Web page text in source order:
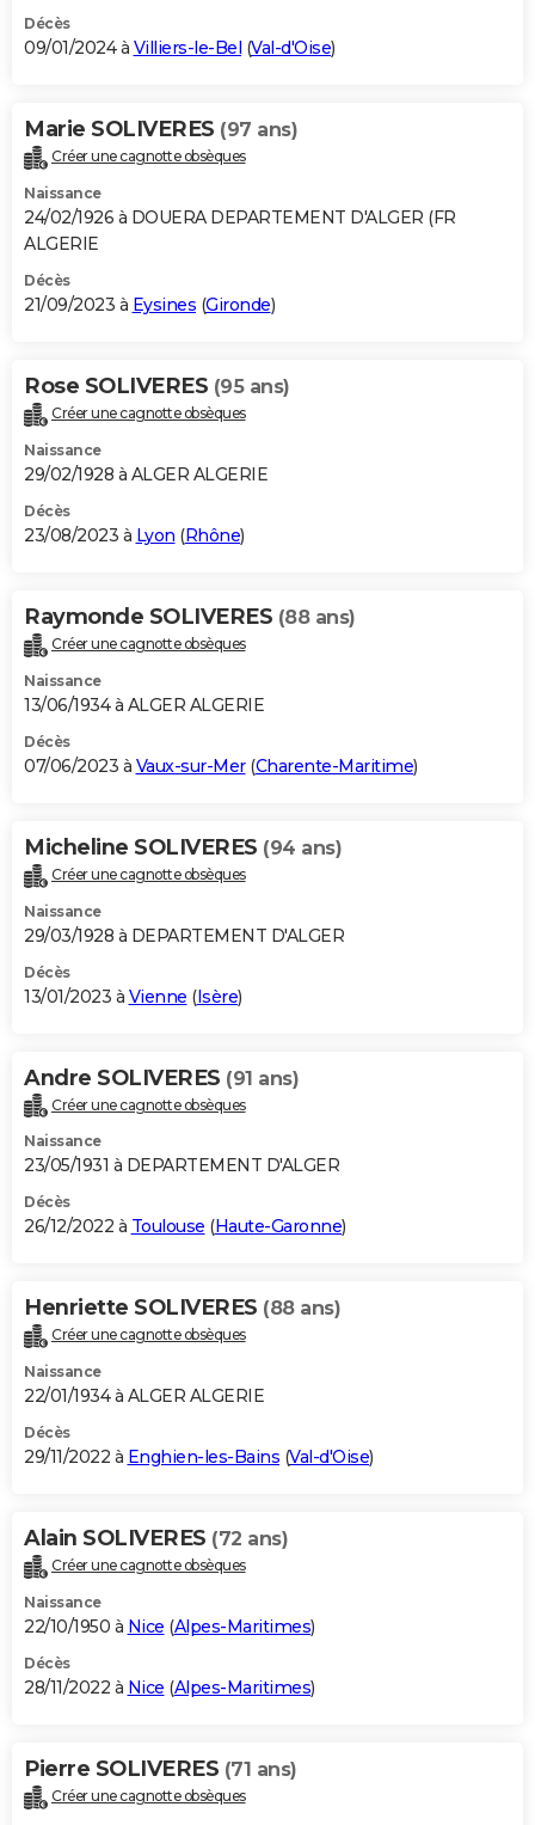
Décès
09/01/2024 à Villiers-le-Bel (Val-d'Oise)
Marie SOLIVERES (97 ans)
Créer une cagnotte obsèques
Naissance
24/02/1926 à DOUERA DEPARTEMENT D'ALGER (FR
ALGERIE
Décès
21/09/2023 à Eysines (Gironde)
Rose SOLIVERES (95 ans)
Créer une cagnotte obsèques
Naissance
29/02/1928 à ALGER ALGERIE
Décès
23/08/2023 à Lyon (Rhône)
Raymonde SOLIVERES (88 ans)
Créer une cagnotte obsèques
Naissance
13/06/1934 à ALGER ALGERIE
Décès
07/06/2023 à Vaux-sur-Mer(Charente-Maritime)
Micheline SOLIVERES (94 ans)
Créer une cagnotte obsèques
Naissance
29/03/1928 à DEPARTEMENT D'ALGER
Décès
13/01/2023 à Vienne (Isère)
Andre SOLIVERES (91 ans)
Créer une cagnotte obsèques
Naissance
23/05/1931 à DEPARTEMENT D'ALGER
Décès
26/12/2022 à Toulouse (Haute-Garonne)
Henriette SOLIVERES (88 ans)
Créer une cagnotte obsèques
Naissance
22/01/1934 à ALGER ALGERIE
Décès
29/11/2022 à Enghien-les-Bains (Val-d'Oise)
Alain SOLIVERES (72 ans)
Créer une cagnotte obsèques
Naissance
22/10/1950 à Nice (Alpes-Maritimes)
Décès
28/11/2022 à Nice (Alpes-Maritimes)
Pierre SOLIVERES (71 ans)
Créer une cagnotte obsèques